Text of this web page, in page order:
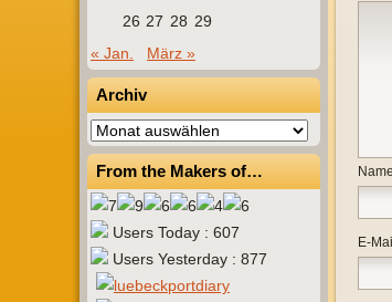
26 27 28 29
« Jan.
März »
Archiv
Archiv
From the Makers of…
Users Today : 607
Users Yesterday : 877
Name
E-